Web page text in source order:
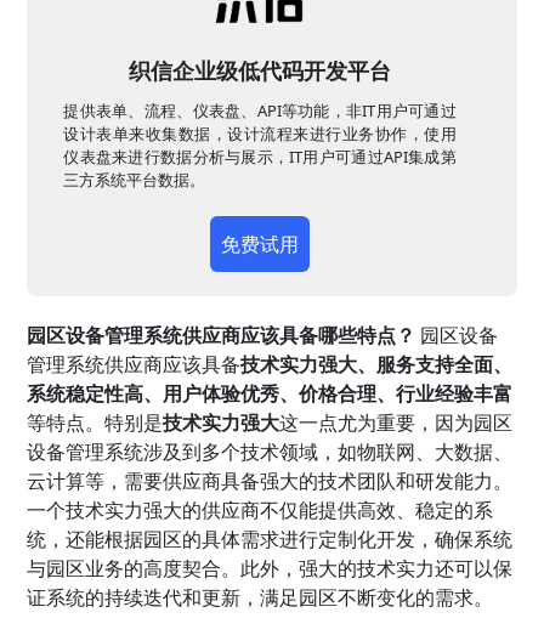
织信企业级低代码开发平台
提供表单、流程、仪表盘、API等功能，非IT用户可通过
设计表单来收集数据，设计流程来进行业务协作，使用
仪表盘来进行数据分析与展示，IT用户可通过API集成第
三方系统平台数据。
免费试用
园区设备管理系统供应商应该具备哪些特点？ 园区设备
管理系统供应商应该具备技术实力强大、服务支持全面、
系统稳定性高、用户体验优秀、价格合理、行业经验丰富
等特点。特别是技术实力强大这一点尤为重要，因为园区
设备管理系统涉及到多个技术领域，如物联网、大数据、
云计算等，需要供应商具备强大的技术团队和研发能力。
一个技术实力强大的供应商不仅能提供高效、稳定的系
统，还能根据园区的具体需求进行定制化开发，确保系统
与园区业务的高度契合。此外，强大的技术实力还可以保
证系统的持续迭代和更新，满足园区不断变化的需求。